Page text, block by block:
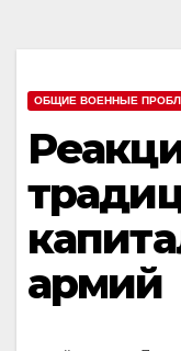
ОБЩИЕ ВОЕННЫЕ
армий